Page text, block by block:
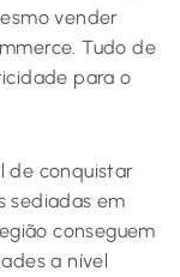
vender
Tudo de
para o
de conquistar
sediadas em
conseguem
a nível